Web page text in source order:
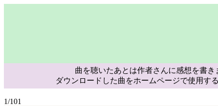
曲を聴いたあとは作者さんに感想を書
ダウンロードした曲をホームページで使用す
1/101